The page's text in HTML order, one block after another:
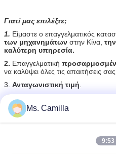
Γιατί μας επιλέξτε;
1. Είμαστε ο επαγγελματικός
των μηχανημάτων στην Κίνα,
καλύτερη υπηρεσία.
2. Επαγγελματική
να καλύψει όλες τις απαιτήσεις σας.
3. Ανταγωνιστική τιμή
Ετικέττες: εργαλεία
μέρη μηχανών κατασκευής,
Αποκτήστε την
Ms. Camilla
9:53